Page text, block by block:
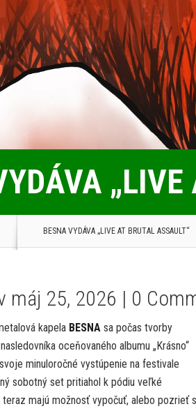
BESNA VYDÁVA „LIVE AT BRUTAL ASSAULT“
máj 25, 2026 | 0
kapela BESNA sa počas tvorby
oceňovaného albumu „Krásno“
minuloročné vystúpenie na festivale
sobotný set pritiahol k pódiu veľké
majú možnosť vypočuť, alebo pozrieť